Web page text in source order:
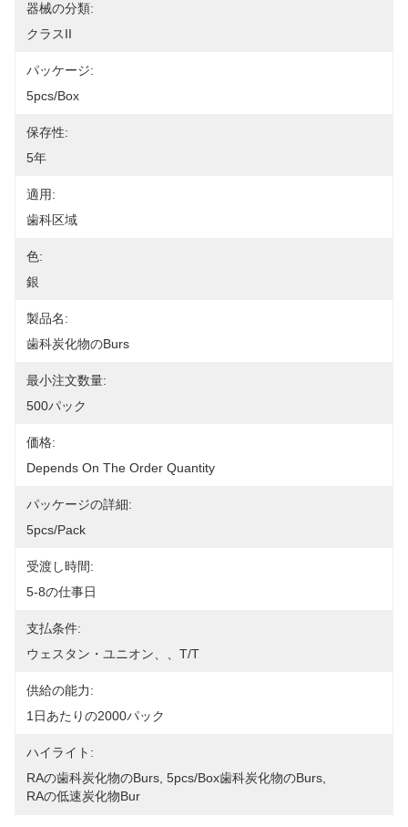
器械の分類:
クラスII
パッケージ:
5pcs/box
保存性:
5年
適用:
歯科区域
色:
銀
製品名:
歯科炭化物のburs
最小注文数量:
500パック
価格:
Depends On The Order Quantity
パッケージの詳細:
5pcs/pack
受渡し時間:
5-8の仕事日
支払条件:
ウェスタン・ユニオン、、T/T
供給の能力:
1日あたりの2000パック
ハイライト:
RAの歯科炭化物のburs 5pcs/box歯科炭化物のburs
RAの低速炭化物bur